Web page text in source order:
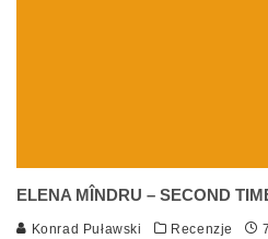
ELENA MÎNDRU – SECOND
Konrad Puławski Recenzje